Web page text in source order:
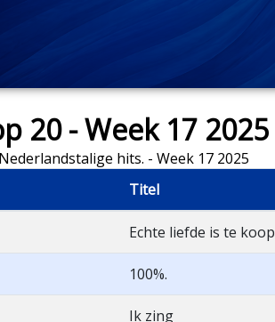
20 - Week 17 2025
hits. - Week 17 2025
Titel
Echte liefde is te koop
100%.
Ik zing